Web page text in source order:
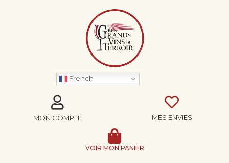
French
MON COMPTE MES ENVIES
VOIR MON PANIER